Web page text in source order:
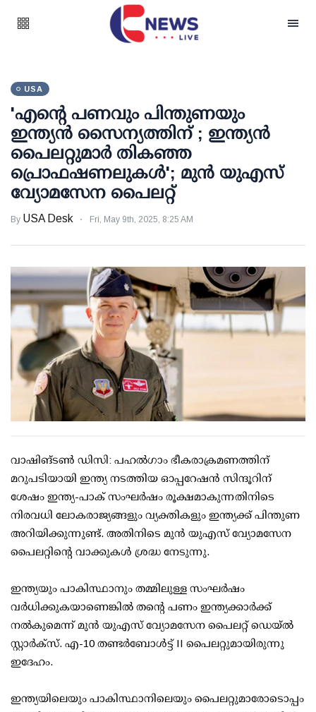
USA
'എന്റെ പണവും പിന്തുണയും
ഇന്ത്യന്‍ സൈന്യത്തിന് ; ഇന്ത്യന്‍
പൈലറ്റുമാര്‍ തികഞ്ഞ
പ്രൊഫഷണലുകൾ'; മുന്‍ യുഎസ്
വ്യോമസേന പൈലറ്റ്
By USA Desk Fri, May 9th, 2025, 8:25 AM
വാഷിങ്ടൺ ഡിസി: പഹല്‍ഗാം ഭീകരാക്രമണത്തിന്
മറുപടിയായി ഇന്ത്യ നടത്തിയ ഓപ്പറേഷന്‍ സിന്ദൂറിന്
ശേഷം ഇന്ത്യ-പാക് സംഘര്‍ഷം രൂക്ഷമാകുന്നതിനിടെ
നിരവധി ലോകരാജ്യങ്ങളും വ്യക്തികളും ഇന്ത്യക്ക് പിന്തുണ
അറിയിക്കുന്നുണ്ട്. അതിനിടെ മുന്‍ യുഎസ് വ്യോമസേന
പൈലറ്റിന്റെ വാക്കുകള്‍ ശ്രദ്ധ നേടുന്നു.
ഇന്ത്യയും പാകിസ്ഥാനും തമ്മിലുള്ള സംഘര്‍ഷം
വര്‍ധിക്കുകയാണെങ്കില്‍ തന്റെ പണം ഇന്ത്യക്കാര്‍ക്ക്
നല്‍കുമെന്ന് മുന്‍ യുഎസ് വ്യോമസേന പൈലറ്റ് ഡെയ്ല്‍
സ്റ്റാര്‍ക്‌സ്. എ-10 തണ്ടര്‍ബോള്‍ട്ട് II പൈലറ്റുമായിരുന്നു
ഇദേഹം.
ഇന്ത്യയിലെയും പാകിസ്ഥാനിലെയും പൈലറ്റുമാരോടൊപ്പം